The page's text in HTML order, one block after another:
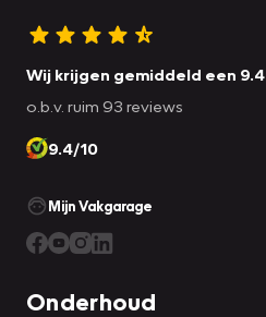
Wij krijgen gemiddeld een 9.4
o.b.v. ruim 93 reviews
9.4/10
Mijn Vakgarage
Onderhoud